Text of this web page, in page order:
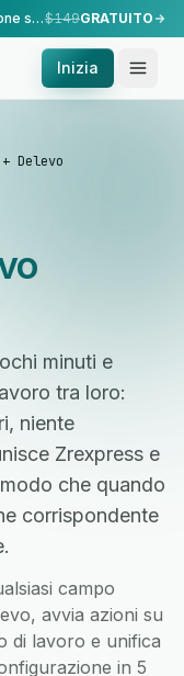
Configurazione gestita da noi — configurazione standard, eseguita dal nostro team.$149GRATUITO
Inizia
Delevo
minuti e
tra loro:
niente
Zrexpress e
che quando
corrispondente
campo
avvia azioni su
di lavoro e unifica
in 5